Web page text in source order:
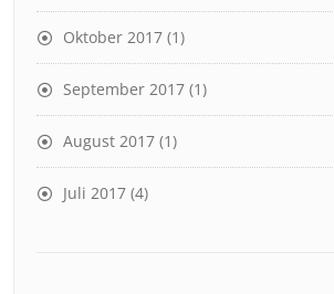
Oktober 2017 (1)
September 2017 (1)
August 2017 (1)
Juli 2017 (4)